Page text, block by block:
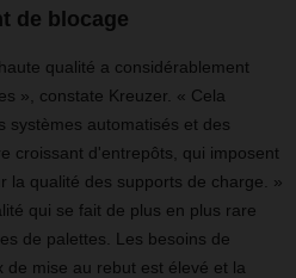
de blocage
qualité a considérablement
», constate Kreuzer. « Cela
systèmes automatisés et des
croissant d'entrepôts, qui imposent
la qualité des supports de charge. »
qui se fait de plus en plus rare
de palettes. Les besoins de
mise au rebut est élevé et la